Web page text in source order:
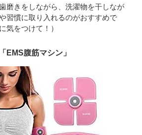
磨きをしながら、洗濯物を干しなが
習慣に取り入れるのがおすすめで
気をつけて！）
EMS腹筋マシン」